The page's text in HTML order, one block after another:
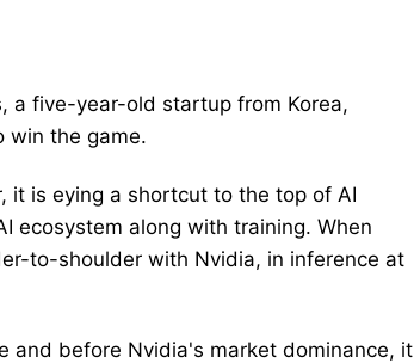
a five-year-old startup from Korea,
win the game.
is eying a shortcut to the top of AI
ecosystem along with training. When
to-shoulder with Nvidia, in inference at
and before Nvidia's market dominance, it